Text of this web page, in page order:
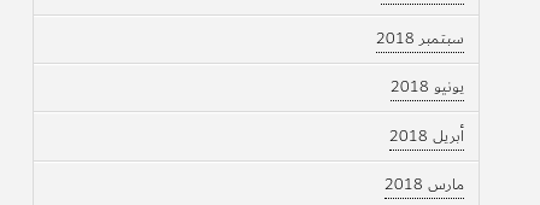
سبتمبر 2018
يونيو 2018
أبريل 2018
مارس 2018